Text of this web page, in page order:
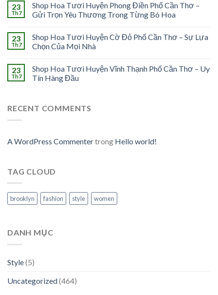
23
Th7
Shop Hoa Tươi Huyện Phong Điền Phố Cần Thơ –
Gửi Trọn Yêu Thương Trong Từng Bó Hoa
23
Th7
Shop Hoa Tươi Huyện Cờ Đỏ Phố Cần Thơ – Sự Lựa
Chọn Của Mọi Nhà
23
Th7
Shop Hoa Tươi Huyện Vĩnh Thạnh Phố Cần Thơ – Uy
Tín Hàng Đầu
RECENT COMMENTS
A WordPress Commentertrong Hello world!
TAG CLOUD
brooklyn fashion style women
DANH MỤC
Style(5)
Uncategorized(464)